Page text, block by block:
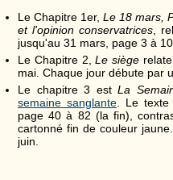
Le Chapitre 1er, Le 18 mars,
et l'opinion conservatrices ,
jusqu'au 31 mars, page 3 à 10.
Le Chapitre 2,Le siège
mai. Chaque jour débute par
Le chapitre 3 est La
semaine sanglante . Le
page 40 à 82 (la fin),
cartonné fin de couleur
juin.